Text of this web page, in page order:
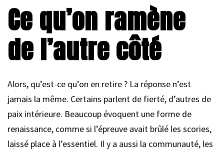
Ce qu’on ramène
de l’autre côté
Alors, qu’est-ce qu’on en retire ? La réponse n’est
jamais la même. Certains parlent de fierté, d’autres de
paix intérieure. Beaucoup évoquent une forme de
renaissance, comme si l’épreuve avait brûlé les scories,
laissé place à l’essentiel. Il y a aussi la communauté, les